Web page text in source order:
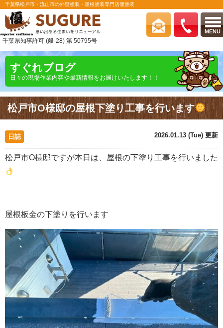
MENU
千葉県松戸市・流山市の外壁塗装・屋根塗装専門店優塗装
千葉県知事許可 (般-28) 第 50795号
すぐれブログ
日々の現場作業内容や最新情報をお届けいたします！！
松戸市O様邸の屋根下塗り工事を行います
日誌 2026.01.13 (Tue) 更新
松戸市O様邸ですが本日は、屋根の下塗り工事を行いました
屋根板金の下塗りを行います